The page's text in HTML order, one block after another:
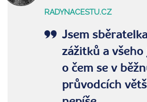
RADYNACESTU.CZ
Jsem
zážitků a
o čem se v
průvodcích